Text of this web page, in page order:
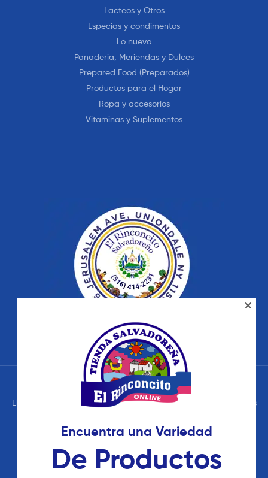
Lacteos y Otros
Especias y condimentos
Lo nuevo
Panaderia, Meriendas y Dulces
Prepared Food (Preparados)
Productos para el Hogar
Ropa y accesorios
Vitaminas y Suplementos
El Rinconcito Tienda Salvadoreña – © 2026 Todos los Derechos
Encuentra una Variedad
De Productos